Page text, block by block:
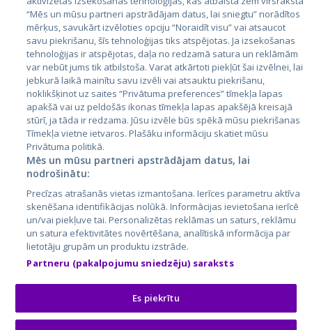
Эстония
Латвия
Литва
City24.lv
City24.ee
GetaPro.lv
GetaPro.ee
Skelbiu.lt
Autoplius.lt
Aruodas.lt
CVbankas.lt
Kainos.lt
Paslaugos.lt
auto24.ee
Osta.ee
KuldneBörs.ee
“Mēs un mūsu partneri apstrādājam datus, lai sniegtu” norādītos
mērķus, savukārt izvēloties opciju “Noraidīt visu” vai atsaucot
savu piekrišanu, šīs tehnoloģijas tiks atspējotas. Ja izsekošanas
tehnoloģijas ir atspējotas, daļa no redzamā satura un reklāmām
var nebūt jums tik atbilstoša. Varat atkārtoti piekļūt šai izvēlnei, lai
jebkurā laikā mainītu savu izvēli vai atsauktu piekrišanu,
noklikšķinot uz saites “Privātuma preferences” tīmekļa lapas
apakšā vai uz peldošās ikonas tīmekļa lapas apakšējā kreisajā
stūrī, ja tāda ir redzama. Jūsu izvēle būs spēkā mūsu piekrišanas
Tīmekļa vietne ietvaros. Plašāku informāciju skatiet mūsu
Privātuma politikā.
Mēs un mūsu partneri apstrādājam datus, lai
nodrošinātu:
Precīzas atrašanās vietas izmantošana. Ierīces parametru aktīva
skenēšana identifikācijas nolūkā. Informācijas ievietošana ierīcē
un/vai piekļuve tai. Personalizētas reklāmas un saturs, reklāmu
un satura efektivitātes novērtēšana, analītiskā informācija par
lietotāju grupām un produktu izstrāde.
Partneru (pakalpojumu sniedzēju) saraksts
Es piekrītu